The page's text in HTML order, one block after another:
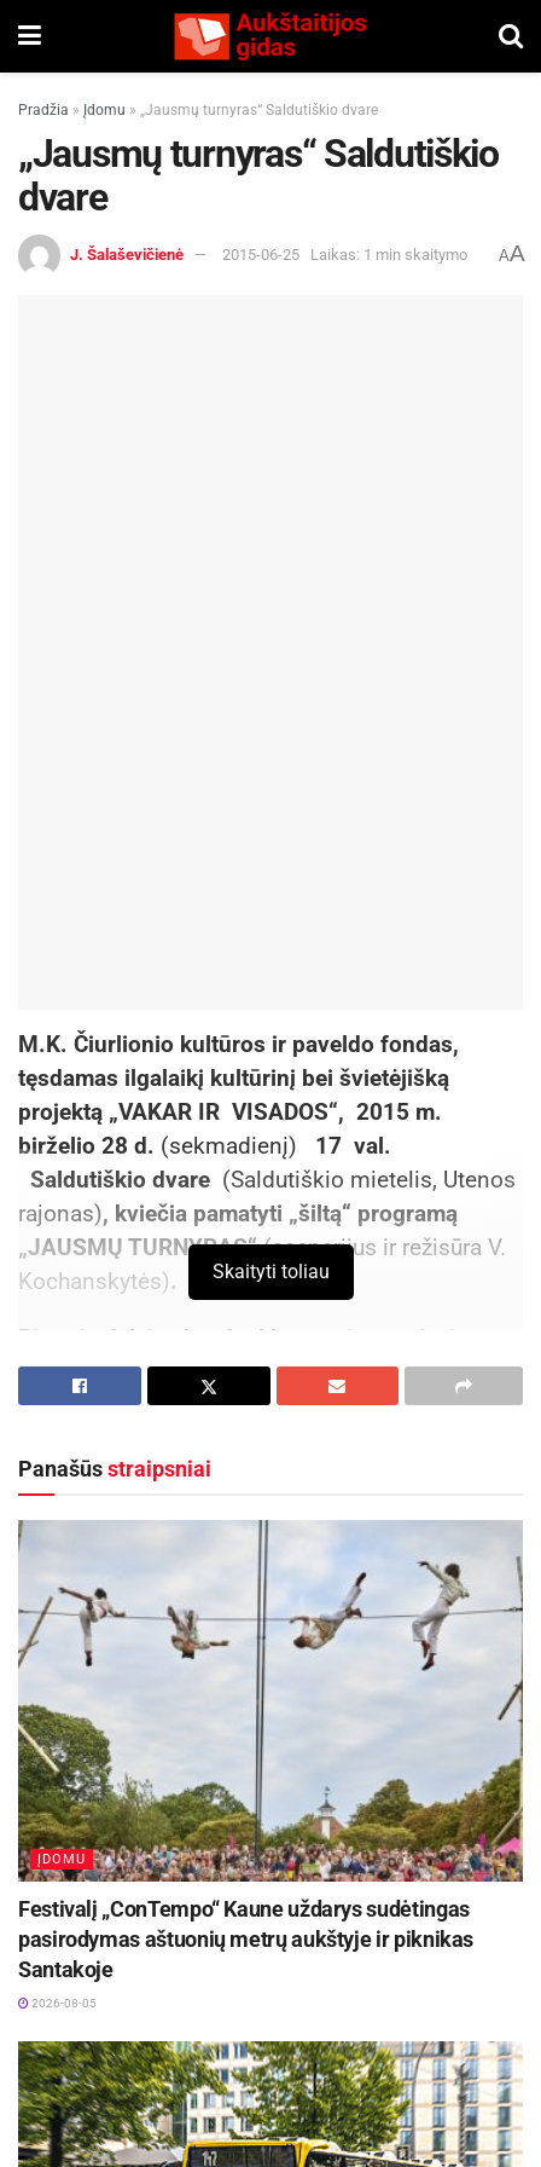
Pradžia » Įdomu » „Jausmų turnyras“ Saldutiškio dvare
„Jausmų turnyras“ Saldutiškio
dvare
J. Šalaševičienė 2015-06-25 Laikas: 1 min skaitymo AA
M.K. Čiurlionio kultūros ir paveldo fondas,
tęsdamas ilgalaikį kultūrinį bei švietėjišką
projektą „VAKAR IR VISADOS“, 2015 m.
birželio 28 d. (sekmadienį) 17 val.
Saldutiškio dvare (Saldutiškio mietelis, Utenos
rajonas), kviečia pamatyti „šiltą“ programą
„JAUSMŲ TURNYRAS“(scenarijus ir režisūra V.
Kochanskytės).
Pirmoje dalyje skamba klausytojų pamėgti rusų
romansai ir A. Puškino, M. Cvetajevos, A.
Achmatovos gerai žinomos eilės.
Aktualios naujienos
Kauno rajone, Čekiškėje vyks 2028 metų Europos
ir pasaulio greičio automodelių čempionatas
Rugsėjo 11–13 dienomis Panevėžys švęs 523-
iąjį gimtadienį
Sceninis sprendimas atspindi XIX amžiuje
madingą dvaro meno saloną – romantiškas,
ekspresyvus, jausmingas….
Antroje dalyje skamba populiari klasika,
neapolietiškos dainos, italų, ispanų, prancūzų
kompozitorių gitaros muzika ir lietuvių poetų
meilės lyrika.
Tai renesanso laikų rūmų muzikinis-literatūrinis
turnyras: kas gražiau sudainuos, sugros ar
padeklamuos apie meilę. O tuo pačiu dvi rūmų
damos rungiasi dėl muzikanto širdies; tačiau,
Skaityti toliau
Panašūsstraipsniai
ĮDOMU
Festivalį „ConTempo“ Kaune uždarys sudėtingas
pasirodymas aštuonių metrų aukštyje ir piknikas
Santakoje
2026-08-05